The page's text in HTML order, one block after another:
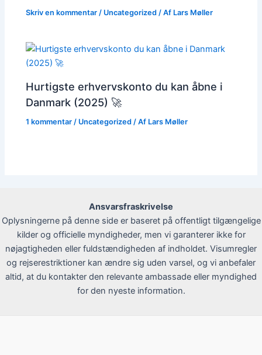
Skriv en kommentar / Uncategorized / Af Lars Møller
Hurtigste erhvervskonto du kan åbne i
Danmark (2025) 🚀
1 kommentar / Uncategorized / Af Lars Møller
Ansvarsfraskrivelse
Oplysningerne på denne side er baseret på offentligt tilgængelige
kilder og officielle myndigheder, men vi garanterer ikke for
nøjagtigheden eller fuldstændigheden af indholdet. Visumregler
og rejserestriktioner kan ændre sig uden varsel, og vi anbefaler
altid, at du kontakter den relevante ambassade eller myndighed
for den nyeste information.